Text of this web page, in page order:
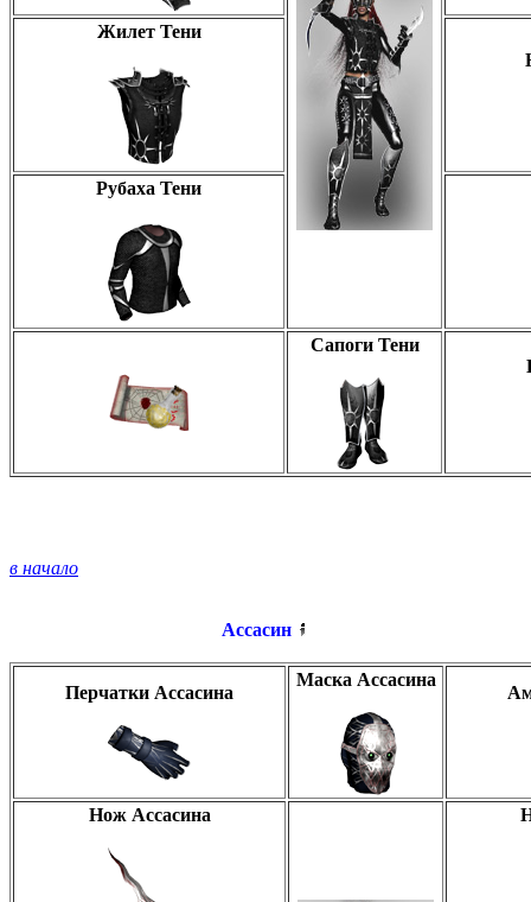
Жилет Тени
Рубаха Тени
Сапоги Тени
в начало
Ассасин
Перчатки Ассасина
Маска Ассасина
Нож Ассасина